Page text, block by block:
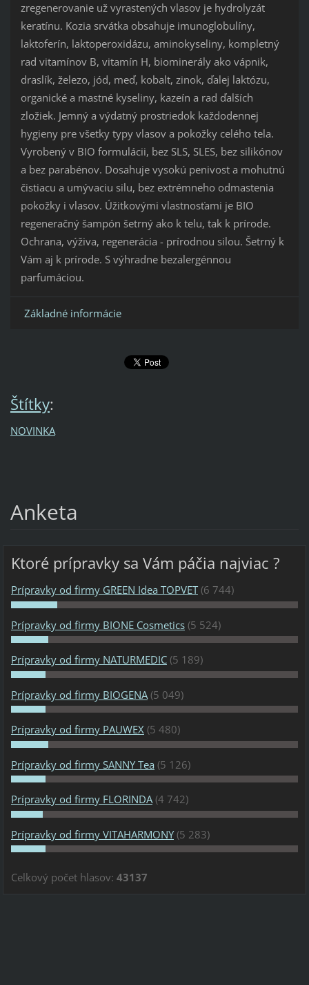
zregenerovanie už vyrastených vlasov je hydrolyzát
keratínu. Kozia srvátka obsahuje imunoglobulíny,
laktoferín, laktoperoxidázu, aminokyseliny, kompletný
rad vitamínov B, vitamín H, biominerály ako vápnik,
draslík, železo, jód, meď, kobalt, zinok, ďalej laktózu,
organické a mastné kyseliny, kazeín a rad ďalších
zložiek. Jemný a výdatný prostriedok každodennej
hygieny pre všetky typy vlasov a pokožky celého tela.
Vyrobený v BIO formulácii, bez SLS, SLES, bez silikónov
a bez parabénov. Dosahuje vysokú penivost a mohutnú
čistiacu a umývaciu silu, bez extrémneho odmastenia
pokožky i vlasov. Úžitkovými vlastnosťami je BIO
regeneračný šampón šetrný ako k telu, tak k prírode.
Ochrana, výživa, regenerácia - prírodnou silou. Šetrný k
Vám aj k prírode. S výhradne bezalergénnou
parfumáciou.
Základné informácie
Štítky:
NOVINKA
Anketa
Ktoré prípravky sa Vám páčia najviac ?
Prípravky od firmy GREEN Idea TOPVET (6 744)
Prípravky od firmy BIONE Cosmetics (5 524)
Prípravky od firmy NATURMEDIC (5 189)
Prípravky od firmy BIOGENA (5 049)
Prípravky od firmy PAUWEX (5 480)
Prípravky od firmy SANNY Tea (5 126)
Prípravky od firmy FLORINDA (4 742)
Prípravky od firmy VITAHARMONY (5 283)
Celkový počet hlasov: 43137